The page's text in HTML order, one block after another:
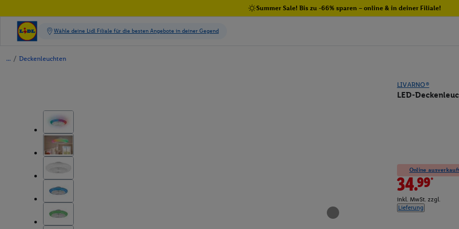
Summer Sale! Bis zu -66% sparen – online & in deiner Filiale!
/ Deckenleuchten
LIVARNO®
LED-
Online
34.99*
inkl. MwSt. zzgl.
Lieferung